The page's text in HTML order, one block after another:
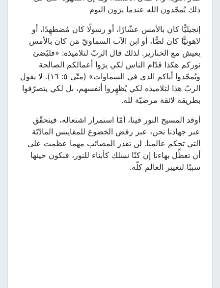
ذلك يُمجّدون الله عندما يرَون اليوم
إنجيليًّا كان بالأمس عشّارًا، أو رسولًا كان مُضطهِدًا، أو
لاهوتيًّا كان لصًّا، أو ابن الآب السماويّ مَن كان بالأمس
يعيش مع الخنازير. لذلك قال الربّ لتلاميذه: «فليُضئ
نوركم هكذا قدّام الناس لكي يرَوا أعمالكم الصالحة
ويُمجّدوا أباكم الذي في السماوات» (متّى ٥: ١٦). لا يقول
الربّ هذا لتلاميذه لكي يُظهِروا أنفسهم، بل لكي يتصرّفوا
بطريقة لائقة مرضيّة لله.
أوقد المسيح النور فينا، أمّا استمرار اشتعاله، فيتحقّق
عبر جهادنا نحن، عبر رفض الخضوع للمقاييس المادّيّة
التي تحكم عالمنا. لن تقدر المصائب مهما عظمت على
أن تعطِّل بهاءنا إن كنّا نسلك كأبناء للنور، فنكون حينها
سببًا لتغيير العالم كلّه.